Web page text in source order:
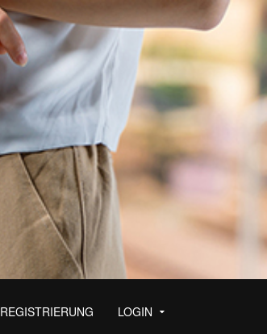
REGISTRIERUNG LOGIN